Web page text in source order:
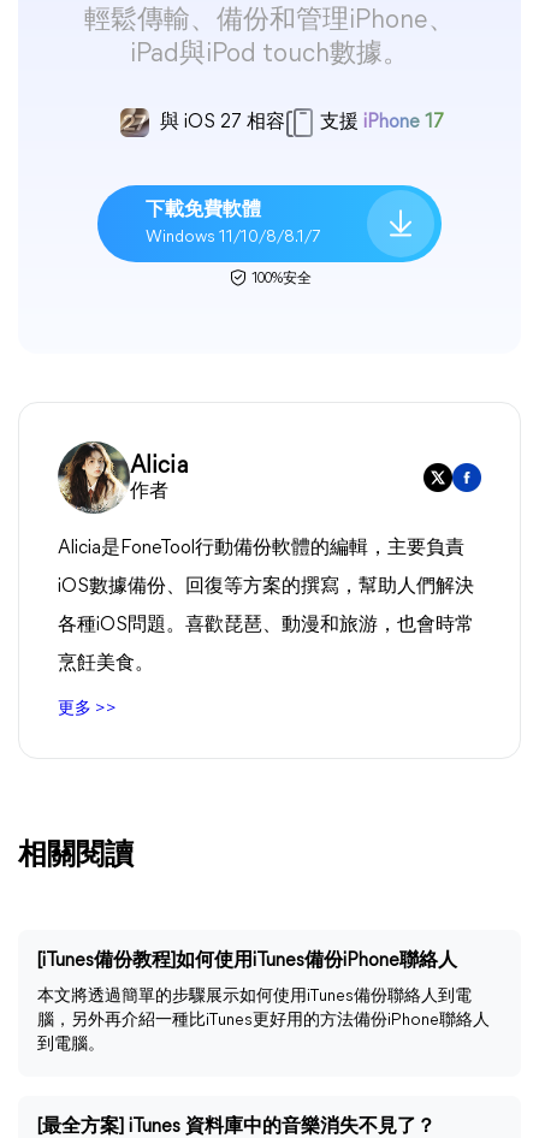
輕鬆傳輸、備份和管理iPhone、
iPad與iPod touch數據。
與 iOS 27 相容 支援 iPhone 17
下載免費軟體
Windows 11/10/8/8.1/7
100%安全
Alicia
作者
Alicia是FoneTool行動備份軟體的編輯，主要負責
iOS數據備份、回復等方案的撰寫，幫助人們解決
各種iOS問題。喜歡琵琶、動漫和旅游，也會時常
烹飪美食。
更多 >>
相關閱讀
[iTunes備份教程]如何使用iTunes備份iPhone聯絡人
本文將透過簡單的步驟展示如何使用iTunes備份聯絡人到電
腦，另外再介紹一種比iTunes更好用的方法備份iPhone聯絡人
到電腦。
[最全方案] iTunes 資料庫中的音樂消失不見了？